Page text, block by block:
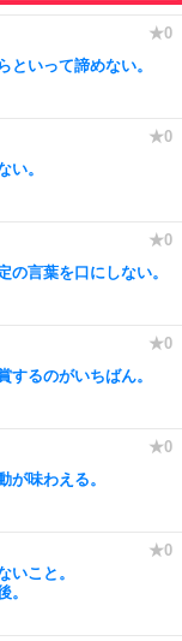
といって諦めない。
い。
の言葉を口にしない。
するのがいちばん。
が味わえる。
いこと。
。